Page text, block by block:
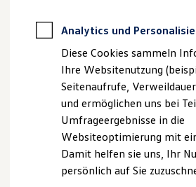
Professional Class bei
Behörden
Direktkunden
Sonderfahrzeuge
Anpfiff zum Gewinn
Elektromobilität
Elektroautos
ID. Tutorials
Der neue ID. Polo
Der neue ID.3 Neo
Der ID.4
Allgemeine Informationen
Ganz oben auf dem Label finden Sie
Informationen zu Ihrem Reifen, wie
Reifentypkennung, die Reifengröße
Analytics und
Diese Cookies sammeln
Ihre Websitenutzung
Seitenaufrufe,
und ermöglichen uns bei
Umfrageergebnisse in die
Websiteoptimierung mit
Damit helfen sie uns, Ihr
persönlich auf Sie